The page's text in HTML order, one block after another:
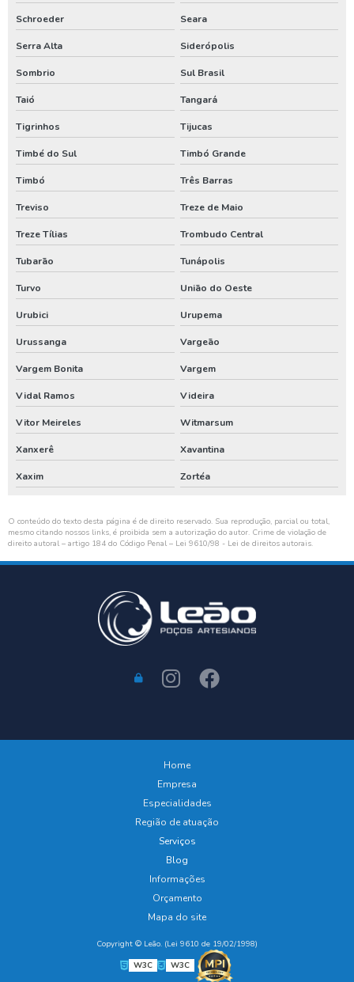
Schroeder Seara
Serra Alta Siderópolis
Sombrio Sul Brasil
Taió Tangará
Tigrinhos Tijucas
Timbé do Sul Timbó Grande
Timbó Três Barras
Treviso Treze de Maio
Treze Tílias Trombudo Central
Tubarão Tunápolis
Turvo União do Oeste
Urubici Urupema
Urussanga Vargeão
Vargem Bonita Vargem
Vidal Ramos Videira
Vitor Meireles Witmarsum
Xanxerê Xavantina
Xaxim Zortéa
O conteúdo do texto desta página é de direito reservado. Sua reprodução, parcial ou total,
mesmo citando nossos links, é proibida sem a autorização do autor. Crime de violação de
direito autoral – artigo 184 do Código Penal – Lei 9610/98 - Lei de direitos autorais.
Home
Empresa
Especialidades
Região de atuação
Serviços
Blog
Informações
Orçamento
Mapa do site
Copyright © Leão. (Lei 9610 de 19/02/1998)
W3C
W3C